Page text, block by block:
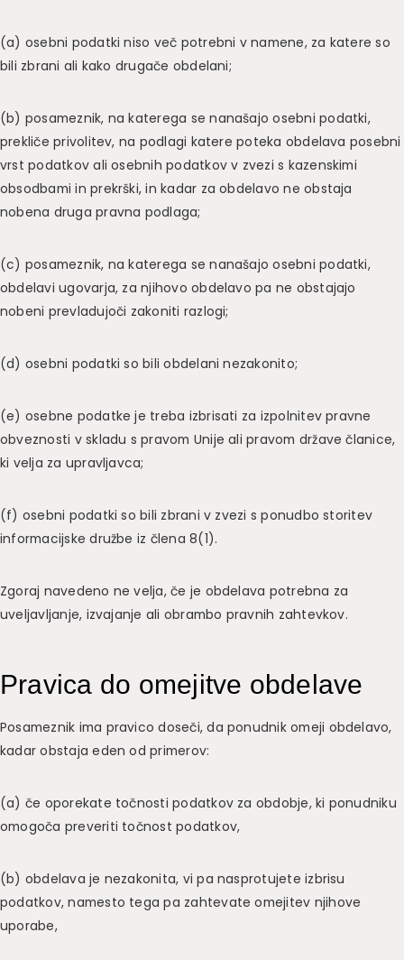
(a) osebni podatki niso več potrebni v namene, za katere so
bili zbrani ali kako drugače obdelani;
(b) posameznik, na katerega se nanašajo osebni podatki,
prekliče privolitev, na podlagi katere poteka obdelava posebni
vrst podatkov ali osebnih podatkov v zvezi s kazenskimi
obsodbami in prekrški, in kadar za obdelavo ne obstaja
nobena druga pravna podlaga;
(c) posameznik, na katerega se nanašajo osebni podatki,
obdelavi ugovarja, za njihovo obdelavo pa ne obstajajo
nobeni prevladujoči zakoniti razlogi;
(d) osebni podatki so bili obdelani nezakonito;
(e) osebne podatke je treba izbrisati za izpolnitev pravne
obveznosti v skladu s pravom Unije ali pravom države članice,
ki velja za upravljavca;
(f) osebni podatki so bili zbrani v zvezi s ponudbo storitev
informacijske družbe iz člena 8(1).
Zgoraj navedeno ne velja, če je obdelava potrebna za
uveljavljanje, izvajanje ali obrambo pravnih zahtevkov.
Pravica do omejitve obdelave
Posameznik ima pravico doseči, da ponudnik omeji obdelavo,
kadar obstaja eden od primerov:
(a) če oporekate točnosti podatkov za obdobje, ki ponudniku
omogoča preveriti točnost podatkov,
(b) obdelava je nezakonita, vi pa nasprotujete izbrisu
podatkov, namesto tega pa zahtevate omejitev njihove
uporabe,